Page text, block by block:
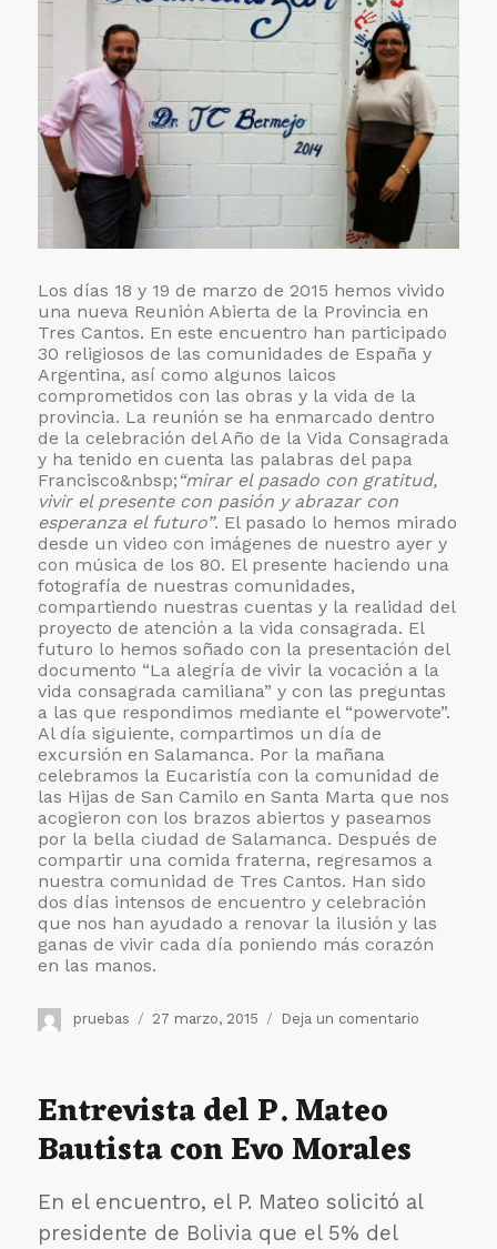
Los días 18 y 19 de marzo de 2015 hemos vivido
una nueva Reunión Abierta de la Provincia en
Tres Cantos. En este encuentro han participado
30 religiosos de las comunidades de España y
Argentina, así como algunos laicos
comprometidos con las obras y la vida de la
provincia. La reunión se ha enmarcado dentro
de la celebración del Año de la Vida Consagrada
y ha tenido en cuenta las palabras del papa
Francisco&nbsp; “mirar el pasado con gratitud,
vivir el presente con pasión y abrazar con
esperanza el futuro”. El pasado lo hemos mirado
desde un video con imágenes de nuestro ayer y
con música de los 80. El presente haciendo una
fotografía de nuestras comunidades,
compartiendo nuestras cuentas y la realidad del
proyecto de atención a la vida consagrada. El
futuro lo hemos soñado con la presentación del
documento “La alegría de vivir la vocación a la
vida consagrada camiliana” y con las preguntas
a las que respondimos mediante el “powervote”.
Al día siguiente, compartimos un día de
excursión en Salamanca. Por la mañana
celebramos la Eucaristía con la comunidad de
las Hijas de San Camilo en Santa Marta que nos
acogieron con los brazos abiertos y paseamos
por la bella ciudad de Salamanca. Después de
compartir una comida fraterna, regresamos a
nuestra comunidad de Tres Cantos. Han sido
dos días intensos de encuentro y celebración
que nos han ayudado a renovar la ilusión y las
ganas de vivir cada día poniendo más corazón
en las manos.
Autor
pruebas
Publicado
27 marzo, 2015 Deja un comentario
presente
Entrevista del P. Mateo
Bautista con Evo Morales
En el encuentro, el P. Mateo solicitó al
presidente de Bolivia que el 5% del